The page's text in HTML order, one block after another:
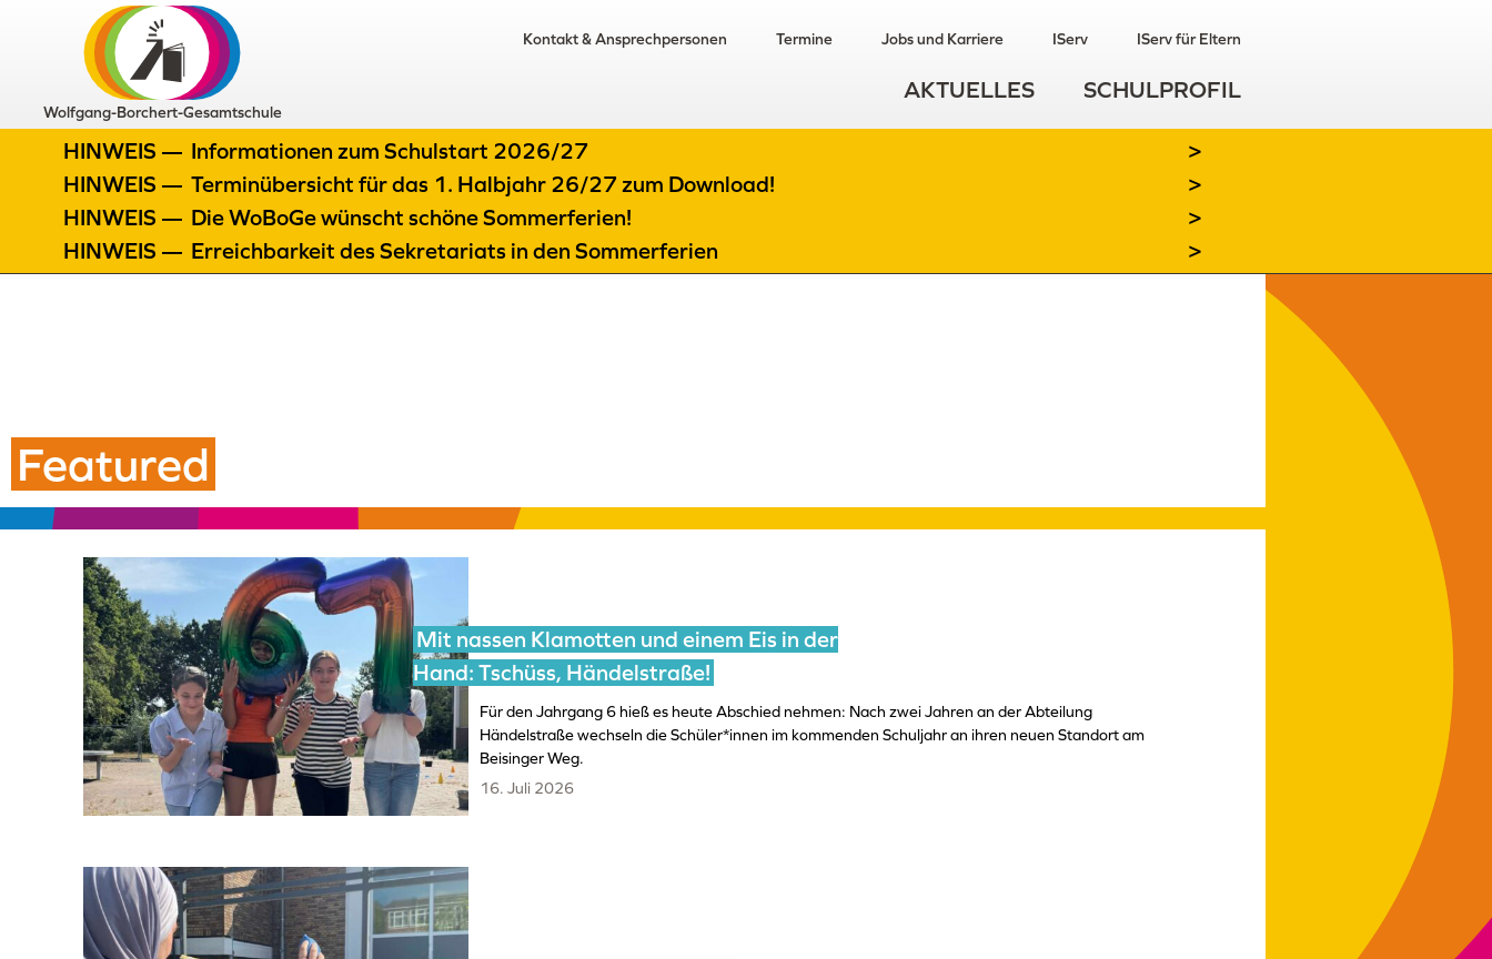
Wolfgang-Borchert-Gesamtschule
Kontakt & Ansprechpersonen Termine Jobs und Karriere IServ IServ für Eltern
AKTUELLES SCHULPROFIL
HINWEIS — Informationen zum Schulstart 2026/27
>
HINWEIS — Terminübersicht für das 1. Halbjahr 26/27 zum Download!
>
HINWEIS — Die WoBoGe wünscht schöne Sommerferien!
>
HINWEIS — Erreichbarkeit des Sekretariats in den Sommerferien >
Featured
Mit nassen Klamotten und einem Eis in der
Hand: Tschüss, Händelstraße!
Für den Jahrgang 6 hieß es heute Abschied nehmen: Nach zwei Jahren an der Abteilung
Händelstraße wechseln die Schüler*innen im kommenden Schuljahr an ihren neuen Standort am
Beisinger Weg.
16. Juli 2026